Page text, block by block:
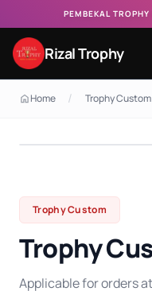
PEMBEKAL
Rizal Trophy
Home / Trophy Custom
Trophy Custom
Trophy
Applicable for orders